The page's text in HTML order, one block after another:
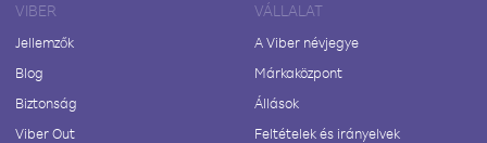
VIBER
Jellemzők
Blog
Biztonság
Viber Out
VÁLLALAT
A Viber névjegye
Márkaközpont
Állások
Feltételek és irányelvek